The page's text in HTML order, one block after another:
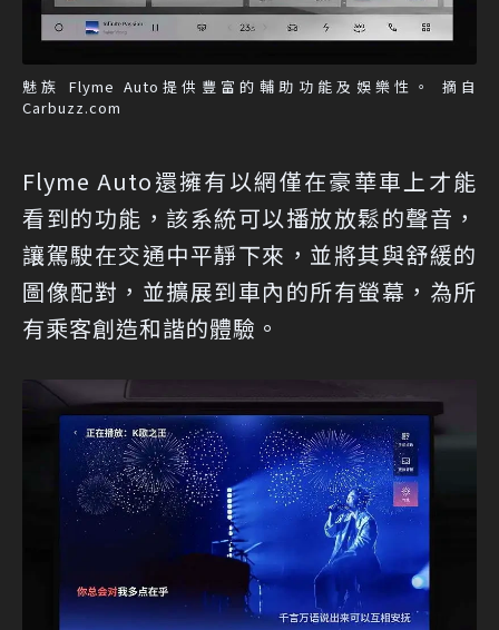
魅族 Flyme Auto提供豐富的輔助功能及娛樂性。 摘自
Carbuzz.com
Flyme Auto還擁有以網僅在豪華車上才能
看到的功能，該系統可以播放放鬆的聲音，
讓駕駛在交通中平靜下來，並將其與舒緩的
圖像配對，並擴展到車內的所有螢幕，為所
有乘客創造和諧的體驗。